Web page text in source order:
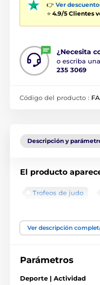
👉 Ver
⭐ 4.9/5 Clientes
¿Necesita
o escriba
235 3069
Código del producto :
Descripción y
El producto
Trofeos de judo
Trofeos de
Ver descripción
Parámetros
Deporte | Actividad